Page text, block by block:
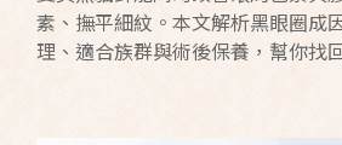
素、撫平細紋。本文解析黑眼圈成
理、適合族群與術後保養，幫你找